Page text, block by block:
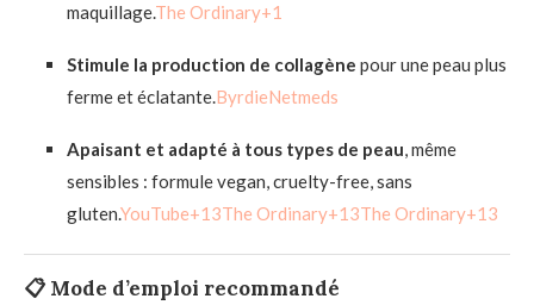
maquillage.The Ordinary+1
Stimule la production de collagène pour une peau plus
ferme et éclatante.ByrdieNetmeds
Apaisant et adapté à tous types de peau, même
sensibles : formule vegan, cruelty-free, sans
gluten.YouTube+13The Ordinary+13The Ordinary+13
📋 Mode d’emploi recommandé